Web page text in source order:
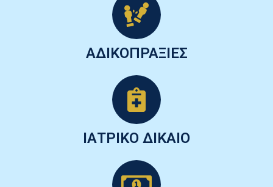
ΑΔΙΚΟΠΡΑΞΙΕΣ
ΙΑΤΡΙΚΟ ΔΙΚΑΙΟ